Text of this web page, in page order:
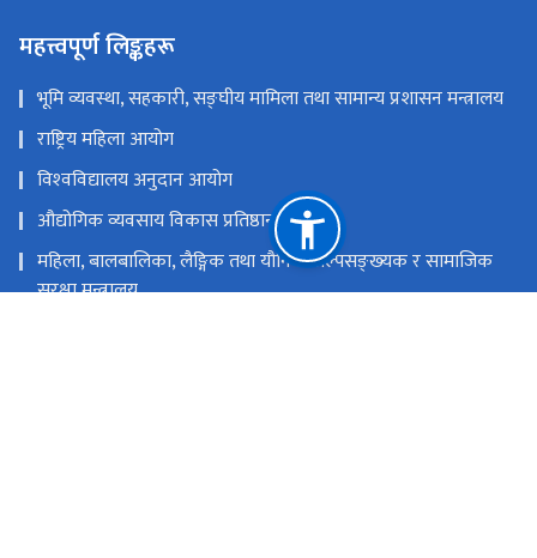
महत्त्वपूर्ण लिङ्कहरू
भूमि व्यवस्था, सहकारी, सङ्‍घीय मामिला तथा सामान्य प्रशासन मन्त्रालय
राष्ट्रिय महिला आयोग
विश्‍वविद्यालय अनुदान आयोग
औद्योगिक व्यवसाय विकास प्रतिष्ठान
महिला, बालबालिका, लैङ्गिक तथा यौनिक अल्पसङ्‍ख्‍यक र सामाजिक
सुरक्षा मन्त्रालय